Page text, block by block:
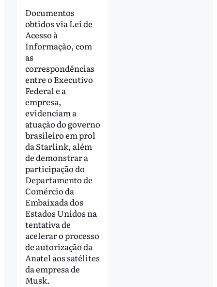
Documentos
obtidos via Lei de
Acesso à
Informação, com
as
correspondências
entre o Executivo
Federal e a
empresa,
evidenciam a
atuação do governo
brasileiro em prol
da Starlink, além
de demonstrar a
participação do
Departamento de
Comércio da
Embaixada dos
Estados Unidos na
tentativa de
acelerar o processo
de autorização da
Anatel aos satélites
da empresa de
Musk.